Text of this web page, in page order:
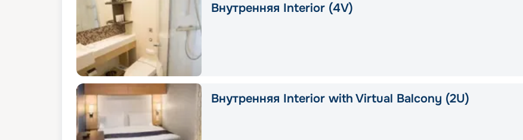
Внутренняя Interior (4V)
Внутренняя Interior with Virtual Balcony (2U)